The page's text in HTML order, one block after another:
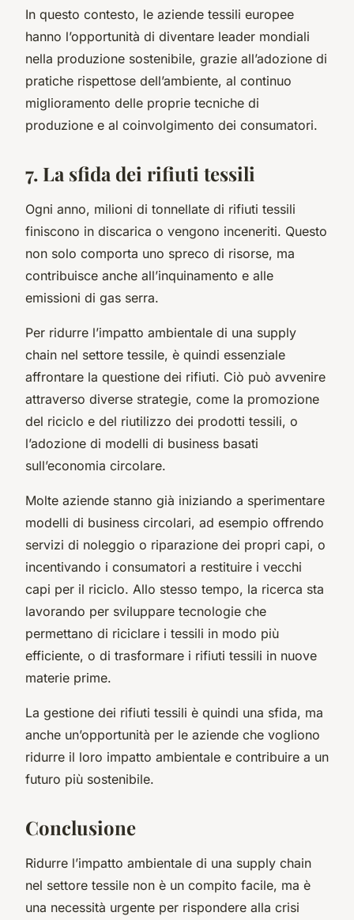
In questo contesto, le aziende tessili europee
hanno l’opportunità di diventare leader mondiali
nella produzione sostenibile, grazie all’adozione di
pratiche rispettose dell’ambiente, al continuo
miglioramento delle proprie tecniche di
produzione e al coinvolgimento dei consumatori.
7. La sfida dei rifiuti tessili
Ogni anno, milioni di tonnellate di rifiuti tessili
finiscono in discarica o vengono inceneriti. Questo
non solo comporta uno spreco di risorse, ma
contribuisce anche all’inquinamento e alle
emissioni di gas serra.
Per ridurre l’impatto ambientale di una supply
chain nel settore tessile, è quindi essenziale
affrontare la questione dei rifiuti. Ciò può avvenire
attraverso diverse strategie, come la promozione
del riciclo e del riutilizzo dei prodotti tessili, o
l’adozione di modelli di business basati
sull’economia circolare.
Molte aziende stanno già iniziando a sperimentare
modelli di business circolari, ad esempio offrendo
servizi di noleggio o riparazione dei propri capi, o
incentivando i consumatori a restituire i vecchi
capi per il riciclo. Allo stesso tempo, la ricerca sta
lavorando per sviluppare tecnologie che
permettano di riciclare i tessili in modo più
efficiente, o di trasformare i rifiuti tessili in nuove
materie prime.
La gestione dei rifiuti tessili è quindi una sfida, ma
anche un’opportunità per le aziende che vogliono
ridurre il loro impatto ambientale e contribuire a un
futuro più sostenibile.
Conclusione
Ridurre l’impatto ambientale di una supply chain
nel settore tessile non è un compito facile, ma è
una necessità urgente per rispondere alla crisi